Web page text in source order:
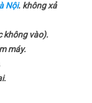
Nội. không xả
không vào).
máy.